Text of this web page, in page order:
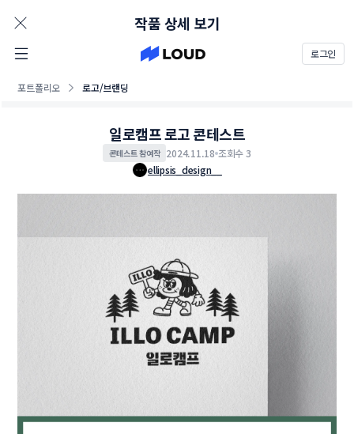
로그인
포트폴리오 로고/브랜딩
작품 상세 보기
일로캠프 로고 콘테스트
콘테스트 참여작 2024.11.18 조회수 3
ellipsis_design__